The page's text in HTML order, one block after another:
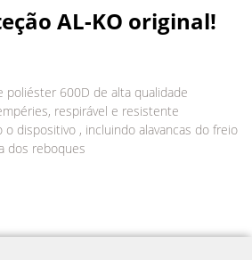
AL-KO original!
poliéster 600D de alta qualidade
respirável e resistente
o dispositivo , incluindo alavancas do freio
dos reboques